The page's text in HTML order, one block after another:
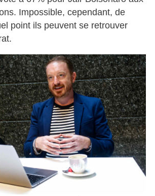
Impossible, cependant, de
point ils peuvent se retrouver